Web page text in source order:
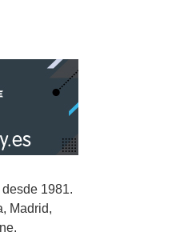
1981.
Madrid,